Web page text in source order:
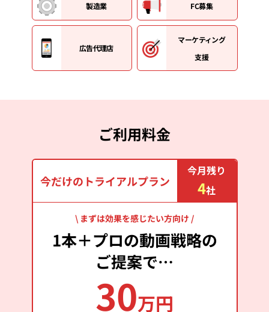
製造業 FC募集
広告代理店
マーケティング
支援
ご利用料金
今だけのトライアルプラン
今月残り
4社
\ まずは効果を感じたい方向け /
1本＋プロの動画戦略の
ご提案で…
30万円